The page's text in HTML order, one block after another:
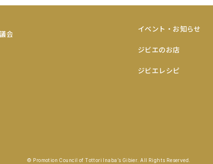
イベント・お知らせ
ジビエのお店
ジビエレシピ
© Promotion Council of Tottori Inaba’s Gibier. All Rights Reserved.